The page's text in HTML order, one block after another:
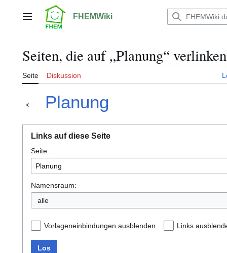
springenHauptmenü FHEMWiki
Seiten, die auf „Planung“ verlinken
Seite Diskussion
← Planung
Links auf diese Seite
Seite:
Namensraum:
alle
Vorlageneinbindungen ausblenden Links
Los